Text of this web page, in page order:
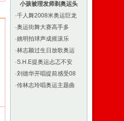
小孩被理发师剃奥运头
·千人舞2008米奥运巨龙
·奥运街舞大赛高手多
·姚明拍球声成摇滚乐
·林志颖过生日放歌奥运
·S.H.E提奥运忐忑不安
·刘德华开唱提前感受08
·传林志玲唱奥运主题曲